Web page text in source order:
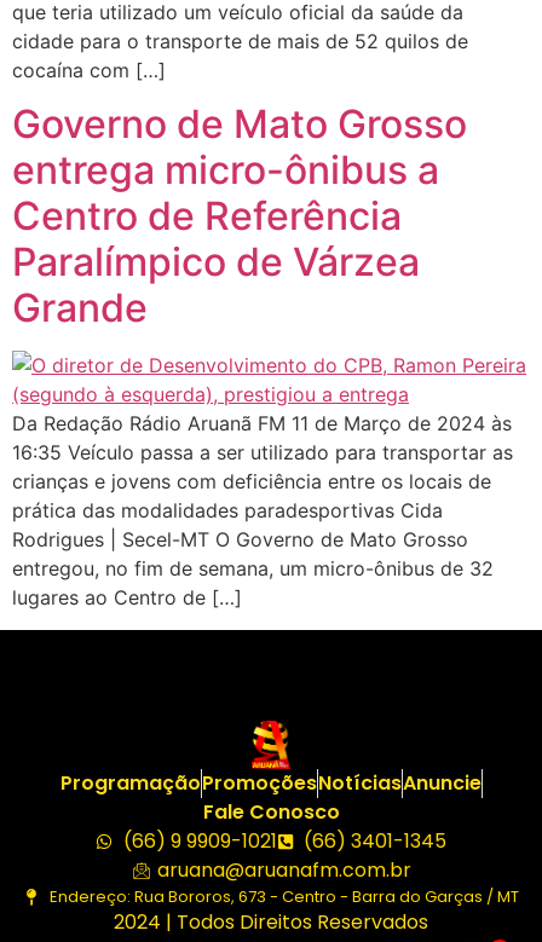
que teria utilizado um veículo oficial da saúde da
cidade para o transporte de mais de 52 quilos de
cocaína com […]
Governo de Mato Grosso
entrega micro-ônibus a
Centro de Referência
Paralímpico de Várzea
Grande
Da Redação Rádio Aruanã FM 11 de Março de 2024 às
16:35 Veículo passa a ser utilizado para transportar as
crianças e jovens com deficiência entre os locais de
prática das modalidades paradesportivas Cida
Rodrigues | Secel-MT O Governo de Mato Grosso
entregou, no fim de semana, um micro-ônibus de 32
lugares ao Centro de […]
ProgramaçãoPromoçõesNotíciasAnuncie
Fale Conosco
(66) 9 9909-1021
(66) 3401-1345
aruana@aruanafm.com.br
Endereço: Rua Bororos, 673 - Centro - Barra do Garças / MT
2024 | Todos Direitos Reservados